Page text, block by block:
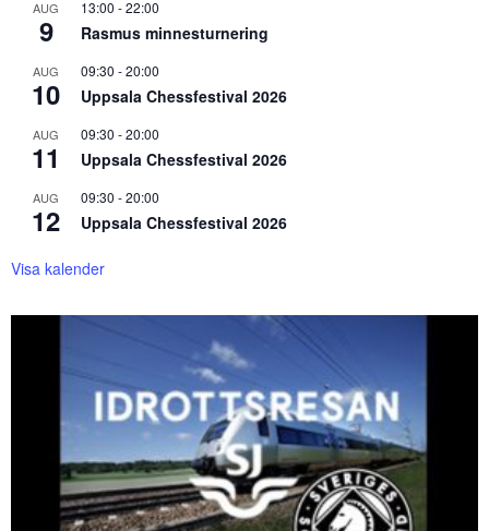
AUG
9
13:00 -22:00
Rasmus minnesturnering
AUG
10
09:30 -20:00
Uppsala Chessfestival 2026
AUG
11
09:30 -20:00
Uppsala Chessfestival 2026
AUG
12
09:30 -20:00
Uppsala Chessfestival 2026
Visa kalender